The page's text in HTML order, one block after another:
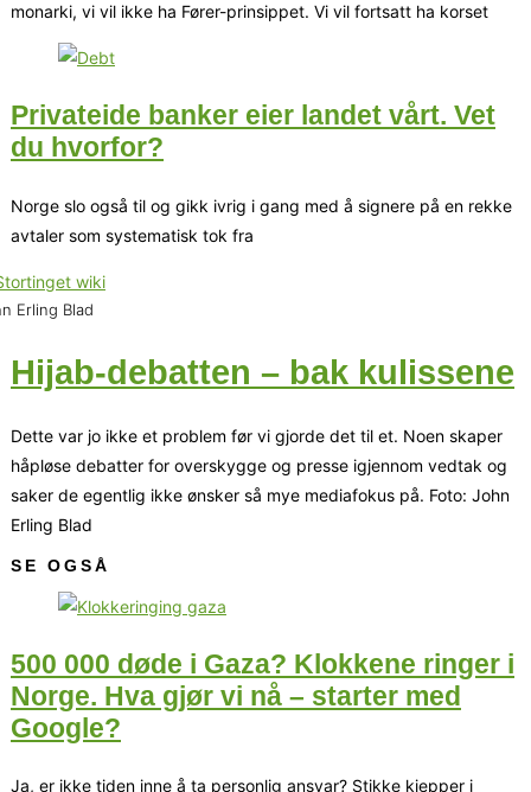
monarki, vi vil ikke ha Fører-prinsippet. Vi vil fortsatt ha korset
Privateide banker eier landet vårt. Vet
du hvorfor?
Norge slo også til og gikk ivrig i gang med å signere på en rekke
avtaler som systematisk tok fra
Erling Blad
Hijab-debatten – bak kulissene
Dette var jo ikke et problem før vi gjorde det til et. Noen skaper
håpløse debatter for overskygge og presse igjennom vedtak og
saker de egentlig ikke ønsker så mye mediafokus på. Foto: John
Erling Blad
SE OGSÅ
500 000 døde i Gaza? Klokkene ringer i
Norge. Hva gjør vi nå – starter med
Google?
Ja, er ikke tiden inne å ta personlig ansvar? Stikke kjepper i